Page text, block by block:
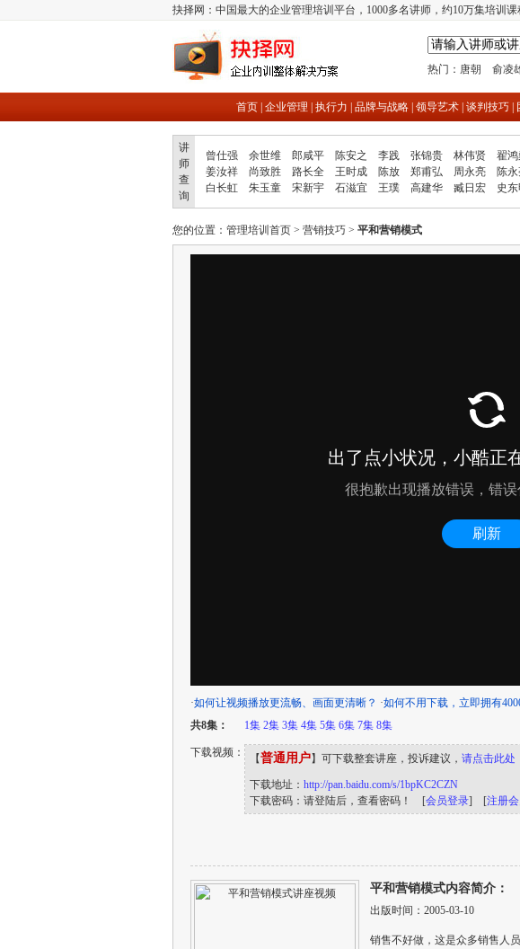
抉择网：中国最大的企业管理培训平台，1000多名讲师，约10万集培训
热门： 唐朝 俞凌
首页| 企业管理 执行力 品牌与战略| 领导艺术| 谈判技巧|
讲
师
查
询
曾仕强 余世维 郎咸平 陈安之 李践 张锦贵 林伟贤 翟
姜汝祥
尚致胜 路长全 王时成 陈放 郑甫弘 周永亮 陈
白长虹
朱玉童 宋新宇 石滋宜 王璞 高建华 臧日宏 史东
您的位置： 管理培训首页 > 营销技巧 > 平和营销模式
·如何让视频播放更流畅、画面更清晰？ ·如何不用下载，立即拥有
共8集：
1集 2集 3集 4集 5集 6集 7集 8集
下载视频： 【普通用户】可下载整套讲座，投诉建议， 请点击此处
下载地址： http://pan.baidu.com/s/1bpKC2CZN
下载密码：请登陆后，查看密码！ [会员登录] [注册
平和营销模式内容简介：
出版时间：2005-03-10
销售不好做，这是众多销售人